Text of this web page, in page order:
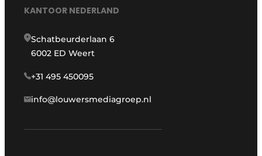
KANTOOR NEDERLAND
Schatbeurderlaan 6
6002 ED Weert
+31 495 450095
info@louwersmediagroep.nl